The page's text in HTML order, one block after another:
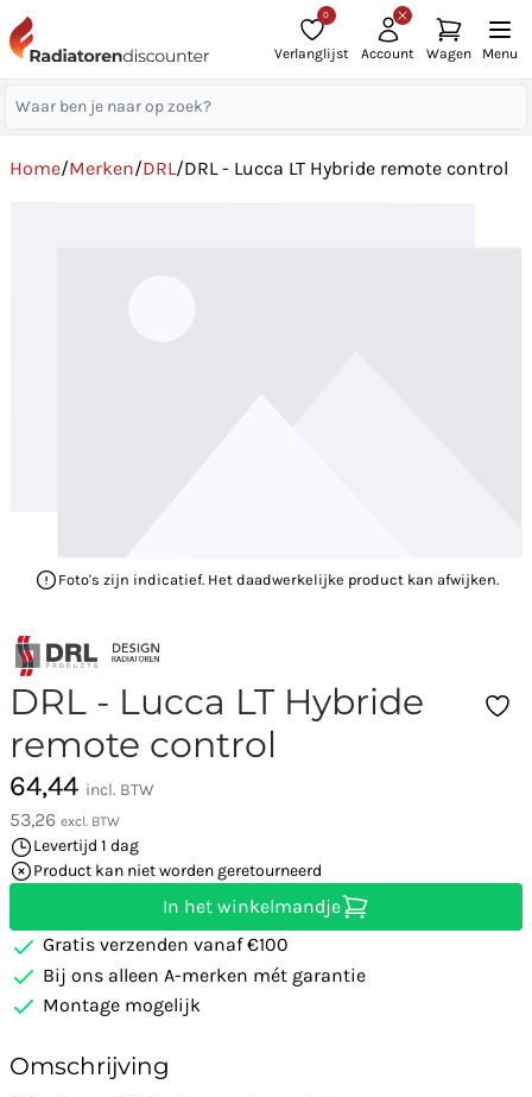
0
Verlanglijst Account Wagen Menu
Home/Merken/DRL/DRL - Lucca LT Hybride remote control
Foto's zijn indicatief. Het daadwerkelijke product kan afwijken.
DRL - Lucca LT Hybride
remote control
64,44 incl. BTW
53,26 excl. BTW
Levertijd 1 dag
Product kan niet worden geretourneerd
In het winkelmandje
Gratis verzenden vanaf €100
Bij ons alleen A-merken mét garantie
Montage mogelijk
Omschrijving